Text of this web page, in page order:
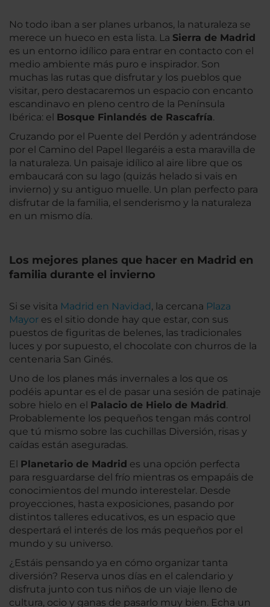
No todo iban a ser planes urbanos, la naturaleza se
merece un hueco en esta lista. La Sierra de Madrid
es un entorno idílico para entrar en contacto con el
medio ambiente más puro e inspirador. Son
muchas las rutas que disfrutar y los pueblos que
visitar, pero destacaremos un espacio con encanto
escandinavo en pleno centro de la Península
Ibérica: el Bosque Finlandés de Rascafría.
Cruzando por el Puente del Perdón y adentrándose
por el Camino del Papel llegaréis a esta maravilla de
la naturaleza. Un paisaje idílico al aire libre que os
embaucará con su lago (quizás helado si vais en
invierno) y su antiguo muelle. Un plan perfecto para
disfrutar de la familia, el senderismo y la naturaleza
en un mismo día.
Los mejores planes que hacer en Madrid en
familia durante el invierno
Si se visita Madrid en Navidad, la cercana Plaza
Mayor es el sitio donde hay que estar, con sus
puestos de figuritas de belenes, las tradicionales
luces y por supuesto, el chocolate con churros de la
centenaria San Ginés.
Uno de los planes más invernales a los que os
podéis apuntar es el de pasar una sesión de patinaje
sobre hielo en el Palacio de Hielo de Madrid.
Probablemente los pequeños tengan más control
que tú mismo sobre las cuchillas Diversión, risas y
caídas están aseguradas.
El Planetario de Madrid es una opción perfecta
para resguardarse del frío mientras os empapáis de
conocimientos del mundo interestelar. Desde
proyecciones, hasta exposiciones, pasando por
distintos talleres educativos, es un espacio que
despertará el interés de los más pequeños por el
mundo y su universo.
¿Estáis pensando ya en cómo organizar tanta
diversión? Reserva unos días en el calendario y
disfruta junto con tus niños de un viaje lleno de
cultura, ocio y ganas de pasarlo muy bien. Echa un